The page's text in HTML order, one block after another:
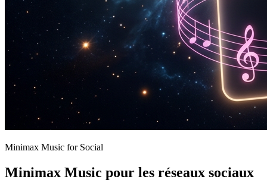
Minimax Music for Social
Minimax Music pour les réseaux sociaux